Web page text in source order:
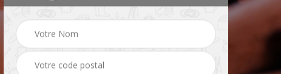
Hydrofuge toiture 56 Traitement anti